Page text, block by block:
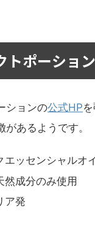
トポーション
ションの公式HP
あるようです。
エッセンシャルオ
然成分のみ使用
ア発